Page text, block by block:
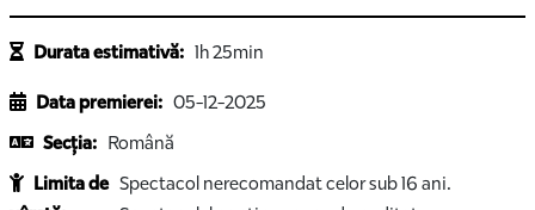
Durata estimativă: 1h 25min
Data premierei: 05-12-2025
Secția: Română
Limita de Spectacol nerecomandat celor sub 16 ani.